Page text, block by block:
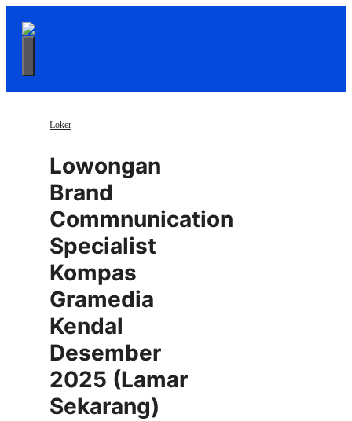
Menu
Loker
Lowongan
Brand
Commnunication
Specialist
Kompas
Gramedia
Kendal
Desember
2025 (Lamar
Sekarang)